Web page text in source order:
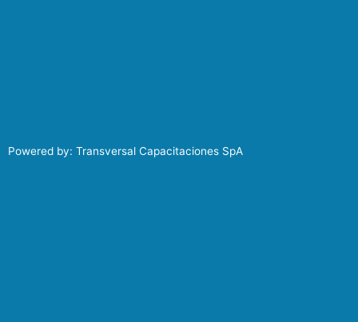
Powered by: Transversal Capacitaciones SpA